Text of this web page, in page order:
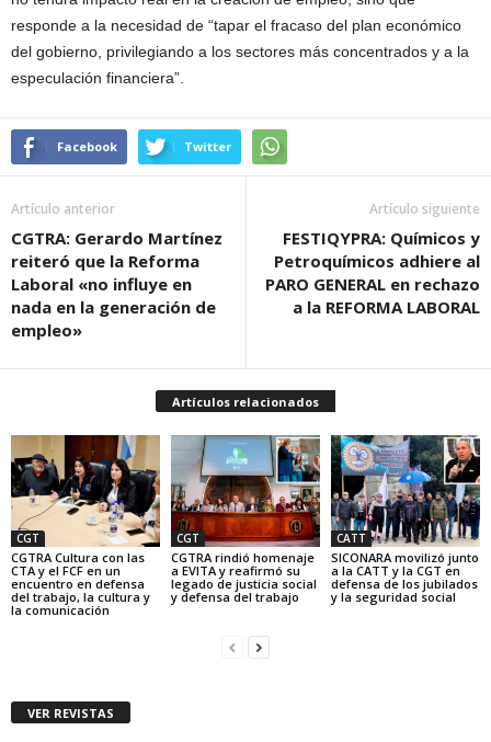
responde a la necesidad de “tapar el fracaso del plan económico
del gobierno, privilegiando a los sectores más concentrados y a la
especulación financiera”.
Facebook Twitter
Artículo anterior
CGTRA: Gerardo Martínez
reiteró que la Reforma
Laboral «no influye en
nada en la generación de
empleo»
Artículo siguiente
FESTIQYPRA: Químicos y
Petroquímicos adhiere al
PARO GENERAL en rechazo
a la REFORMA LABORAL
Artículos relacionados
CGT
CGTRA Cultura con las
CTA y el FCF en un
encuentro en defensa
del trabajo, la cultura y
la comunicación
CGT
CGTRA rindió homenaje
a EVITA y reafirmó su
legado de justicia social
y defensa del trabajo
CATT
SICONARA movilizó junto
a la CATT y la CGT en
defensa de los jubilados
y la seguridad social
VER REVISTAS